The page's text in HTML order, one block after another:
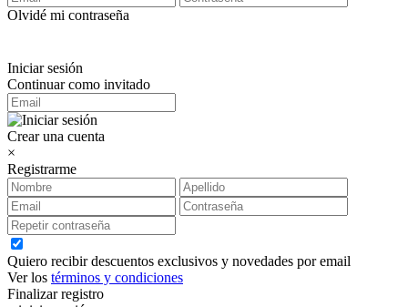
Olvidé mi contraseña
Iniciar sesión
Continuar como invitado
Crear una cuenta
×
Registrarme
Quiero recibir descuentos exclusivos y novedades por email
Ver los términos y condiciones
Finalizar registro